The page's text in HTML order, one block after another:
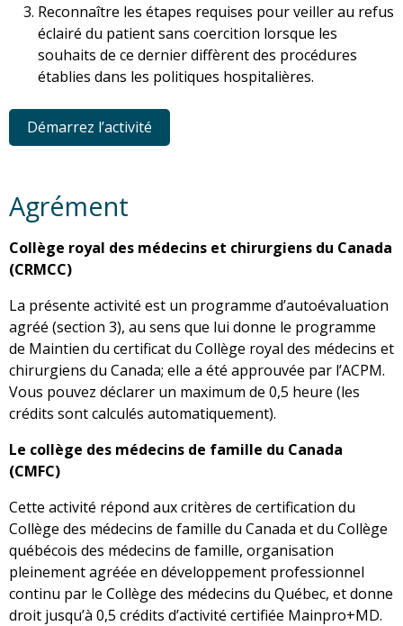
Reconnaître les étapes requises pour veiller au refus
éclairé du patient sans coercition lorsque les
souhaits de ce dernier diffèrent des procédures
établies dans les politiques hospitalières.
Démarrez l’activité
Agrément
Collège royal des médecins et chirurgiens du Canada
(CRMCC)
La présente activité est un programme d’autoévaluation
agréé (section 3), au sens que lui donne le programme
de Maintien du certificat du Collège royal des médecins et
chirurgiens du Canada; elle a été approuvée par l’ACPM.
Vous pouvez déclarer un maximum de 0,5 heure (les
crédits sont calculés automatiquement).
Le collège des médecins de famille du Canada
(CMFC)
Cette activité répond aux critères de certification du
Collège des médecins de famille du Canada et du Collège
québécois des médecins de famille, organisation
pleinement agréée en développement professionnel
continu par le Collège des médecins du Québec, et donne
droit jusqu’à 0,5 crédits d’activité certifiée Mainpro+MD.